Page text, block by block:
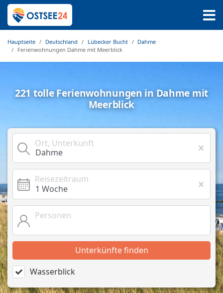
Hauptseite Deutschland Lübecker Bucht
Dahme
Ferienwohnungen Dahme mit Meerblick
221 tolle Ferienwohnungen in Dahme mit
Meerblick
Ort, Unterkunft
Reisezeitraum
Personen
Unterkünfte finden
Wasserblick